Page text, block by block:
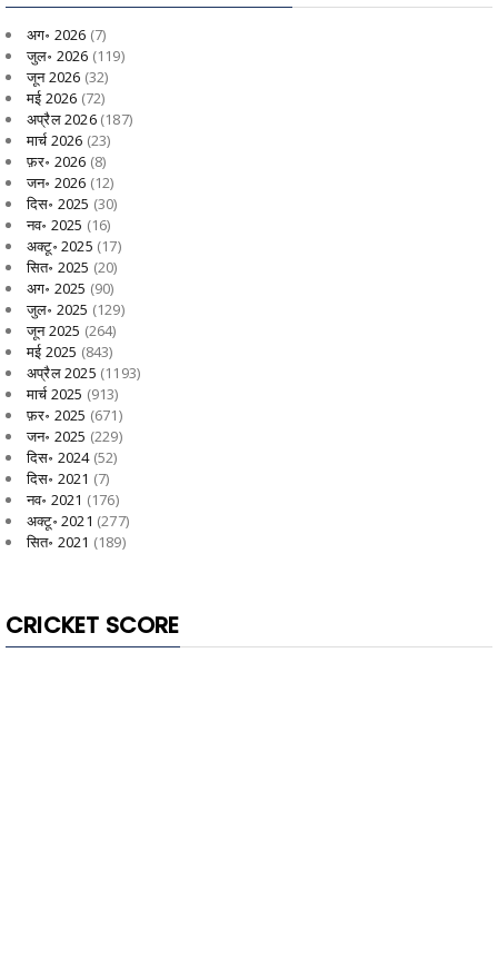
अग॰ 2026 (7)
जुल॰ 2026 (119)
जून 2026 (32)
मई 2026 (72)
अप्रैल 2026(187)
मार्च 2026 (23)
फ़र॰ 2026 (8)
जन॰ 2026 (12)
दिस॰ 2025 (30)
नव॰ 2025 (16)
अक्टू॰ 2025 (17)
सित॰ 2025 (20)
अग॰ 2025 (90)
जुल॰ 2025 (129)
जून 2025 (264)
मई 2025 (843)
अप्रैल 2025 (1193)
मार्च 2025 (913)
फ़र॰ 2025 (671)
जन॰ 2025 (229)
दिस॰ 2024(52)
दिस॰ 2021 (7)
नव॰ 2021 (176)
अक्टू॰ 2021 (277)
सित॰ 2021 (189)
CRICKET SCORE